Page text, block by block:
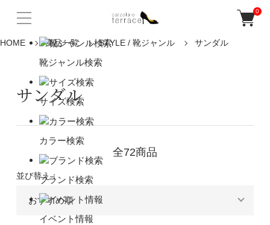
0
靴ジャンル検索
サイズ検索
カラー検索
ブランド検索
イベント情報
HOME 商品一覧 STYLE / 靴ジャンル サンダル
サンダル
全72商品
並び替え：